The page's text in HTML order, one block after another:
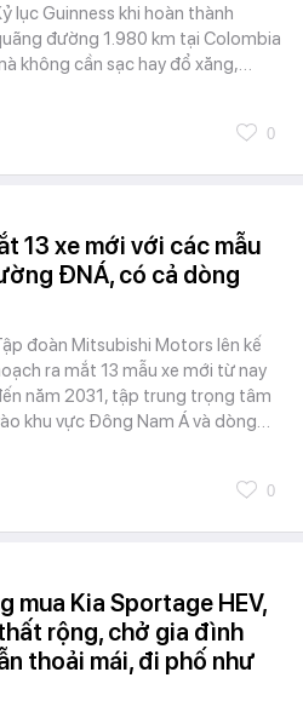
lục Guinness khi hoàn thành
đường 1.980 km tại Colombia
không cần sạc hay đổ xăng,…
0
13 xe mới với các mẫu
ĐNÁ, có cả dòng
đoàn Mitsubishi Motors lên kế
ra mắt 13 mẫu xe mới từ nay
năm 2031, tập trung trọng tâm
khu vực Đông Nam Á và dòng…
0
mua Kia Sportage HEV,
rộng, chở gia đình
thoải mái, đi phố như